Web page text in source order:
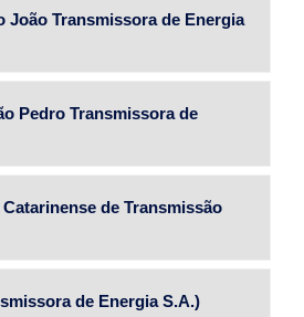
João Transmissora de Energia
Pedro Transmissora de
de Transmissão
de Energia S.A.)